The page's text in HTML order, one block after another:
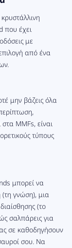
που έχει
με
από ένα
μην βάζεις όλα
MMFs, είναι
τύπους
μπορεί να
γνώση), μια
(το
σαλπάρεις για
σε καθοδηγήσουν
σου. Να